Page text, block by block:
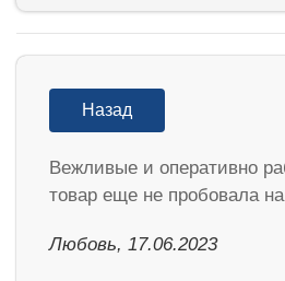
Назад
Вежливые и оперативно
товар еще не пробовала
Любовь, 17.06.2023